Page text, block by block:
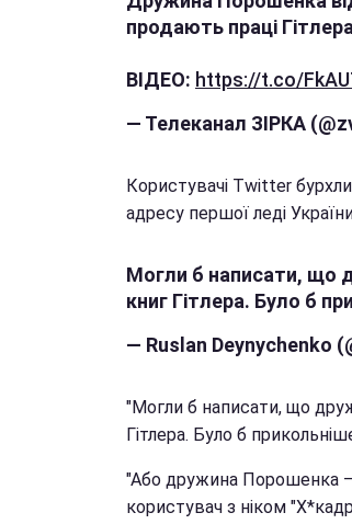
продають праці
ВІДЕО: https://t.co/
— Телеканал ЗІРКА
Користувачі Twitter
адресу першої леді
Могли б написати, що
книг Гітлера. Було б
— Ruslan Deynychenko
"Могли б написати, що
Гітлера. Було б
"Або дружина Порошенка
користувач з ніком